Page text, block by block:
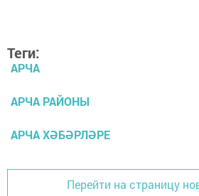
Теги:
АРЧА
АРЧА РАЙОНЫ
АРЧА ХӘБӘРЛӘРЕ
Перейти на страницу